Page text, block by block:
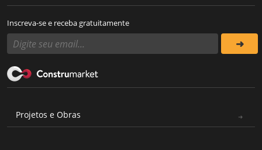
Inscreva-se e receba gratuitamente
Projetos e Obras